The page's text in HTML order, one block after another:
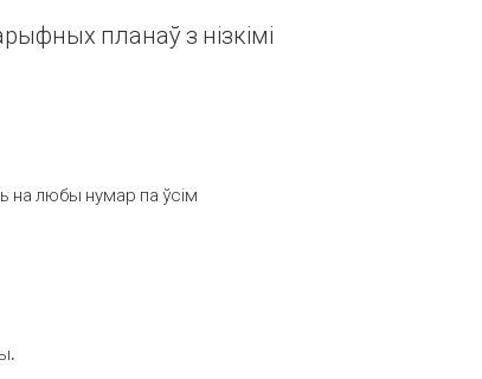
планаў з нізкімі
на любы нумар па ўсім